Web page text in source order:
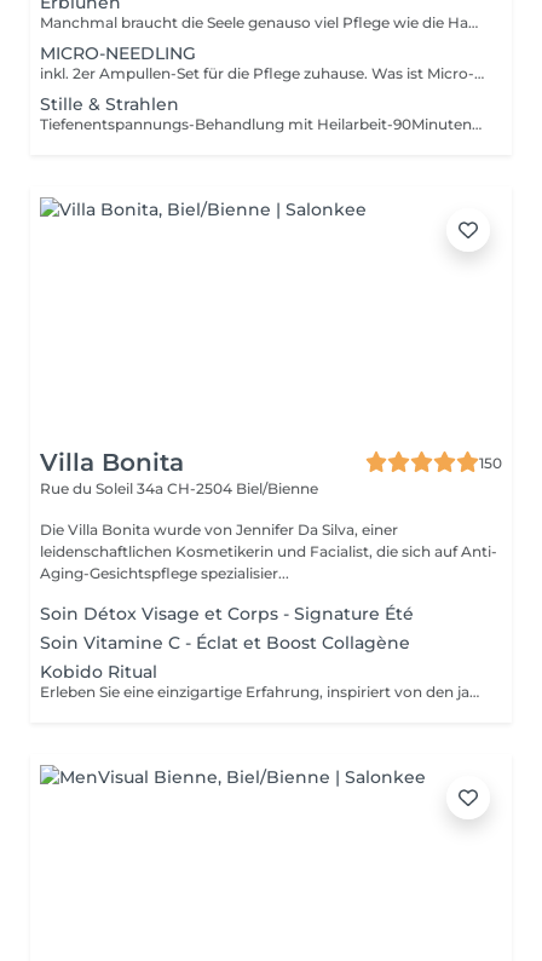
Manchmal braucht die Seele genauso viel Pflege wie die Haut " Erblühen" ist eine ganzheitliche Gesichtsbehandlung die beides vereint Mit einer tiefen Reinigung, einem sanften Peeling und einer auf dich abgestimmten Maske wird deine Haut zum Strahlen gebracht. Eine entspannende Gesichts- und Decolleté-Massage löst was du trägst. Eine kurze Willkommensmassage am Anfang bringt dich ganz in die Stille. Du gehst nicht nur mit strahlender Haut- du gehst als die Version von dir, die sich selbst wieder spürt. Für dich wenn du Pflege und Tiefenentspannung in einem möchtest.
MICRO-NEEDLING
inkl. 2er Ampullen-Set für die Pflege zuhause. Was ist Micro-Needling? Durch die mikrofeine Perforation, wird der natürliche Regenerationsprozess der Haut angeregt, was in der Folge eine vermehrte Produktion von Kollagen und Elastin sowie die Ausschüttung von Hyaluronsäure bedeutet. Das Hautgewebe wird dadurch fester, straffer und gestärkt. Die Haut wird optimal versorgt mit hocheffektiven Wirkstoffen. Die sensationellen, schnell sichtbaren sowie spürbaren Ergebnisse sprechen für sich. Was kann ich mit der Behandlung erreichen? Das Micro- Needling mittels Pen ist ein sehr erfolgreiches Verfahren im Bereich Anti- Aging- und Problemhaut-Behandlungen. Folgende Ergebnisse können erzielt werden: Verminderung von Falten und Linien Hautverjüngung/ Hautfestigung Regeneration atrophischer Haut Minimierung von Narben verschiedener Art Reduktion von Dehnungs- und Schwangerschaftsstreifen Aufhellung von Pigmentstörungen Porenverkleinerung und Verfeinerung des Hautbildes Um ein optimales Ergebnis zu erzielen, werden je nach Hautproblem 4-6 Behandlungen im Abstand von 4 Wochen benötigt. Freuen Sie sich auf sensationelle und nachhaltige Resultate.
Stille & Strahlen
Tiefenentspannungs-Behandlung mit Heilarbeit-90Minuten für dich "Stille &Strahlen" ist eine tiefe Behandlung- eine Verbindung aus ganzheitlicher Kosmetik und Heilarbeit. Während deine Haut mit hochwertigen Wirkstoffen genährt wird, arbeite ich energetisch mit deinem Körper. Klang, Berührung und Stille schaffen gemeinsam einen Raum der trägt. Einen Raum in dem dein Körper loslassen darf was er nicht mehr braucht. Was danach bleibt ist kein oberflächliches Leuchten. Es ist ein Strahlen das von innen kommt. Für dich wenn du eine tiefe Auszeit brauchst- für Haut, Körper und Seele.
Villa Bonita
150
Rue du Soleil 34a CH-2504 Biel/Bienne
Die Villa Bonita wurde von Jennifer Da Silva, einer
leidenschaftlichen Kosmetikerin und Facialist, die sich auf Anti-
Aging-Gesichtspflege spezialisier...
Soin Détox Visage et Corps - Signature Été
Soin Vitamine C - Éclat et Boost Collagène
Kobido Ritual
Erleben Sie eine einzigartige Erfahrung, inspiriert von den japanischen Schönheitsritualen, bei der jede Berührung darauf ausgerichtet ist, das Gesicht zu rebalancieren, den Geist zu entspannen und die natürliche Ausstrahlung der Haut zum Vorschein zu bringen. Diese exklusive Behandlung beginnt mit einem Willkommensritual für die Füße, das sofort zum Loslassen und Entspannen einlädt. Anschließend wird das Gesicht sanft mit Reispuder gereinigt, um das natürliche Gleichgewicht der Haut zu bewahren und sie optimal auf die Massage vorzubereiten. Es folgt die Kobido-Massage, eine wahre Choreografie präziser Handgriffe, bei der langsame und schnelle Rhythmen sowie sanfter und tiefer Druck harmonisch kombiniert werden. Diese traditionelle Massage stimuliert die Mikrozirkulation im Gesicht und am Hals, lockert die Muskulatur und trägt dazu bei, die Entstehung von Falten zu verzögern, während sie gleichzeitig ein tiefes Gefühl der Entspannung vermittelt. Das Ritual wird durch das Auftragen einer Gesichtsmaske fortgesetzt. Während der Einwirkzeit genießen Sie eine Massage von Nacken, Dekolleté, Armen und Kopfhaut, die für eine ganzheitliche und wohltuende Entspannung sorgt. Die Haut wirkt sichtbar erholter, aufgepolstert und intensiv mit Feuchtigkeit versorgt. Der Teint ist frischer und strahlender, die Gesichtszüge erscheinen entspannt und harmonisch. Zum Abschluss dieser japanischen Auszeit genießen Sie eine Tasse grünen Tee mit antioxidativen Eigenschaften, während ich Ihnen einige Selbstmassage-Techniken zeige, mit denen Sie die Wirkung der Behandlung zu Hause verlängern können.